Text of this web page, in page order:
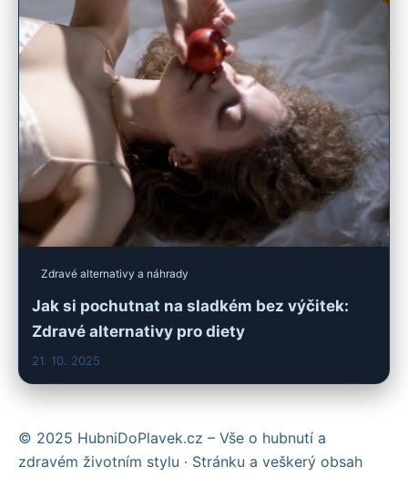
Zdravé alternativy a náhrady
Jak si pochutnat na sladkém bez výčitek:
Zdravé alternativy pro diety
21. 10. 2025
© 2025 HubniDoPlavek.cz – Vše o hubnutí a
zdravém životním stylu · Stránku a veškerý obsah